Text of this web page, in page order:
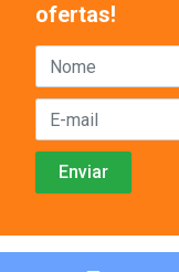
ofertas!